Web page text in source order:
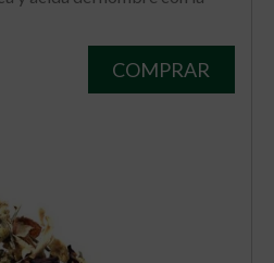
COMPRAR